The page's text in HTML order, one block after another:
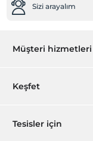
Sizi arayalım
Müşteri hizmetleri
Rezervasyon yönet
Keşfet
Hediye Kart
Tesisler için